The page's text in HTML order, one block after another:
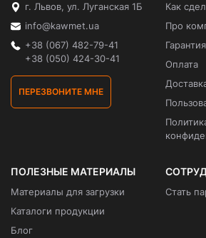
г. Львов, ул. Луганская 1Б
info@kawmet.ua
+38 (067) 482-79-41
+38 (050) 424-30-41
ПЕРЕЗВОНИТЕ МНЕ
Как
Про
Гарантия
Оплата
ПОЛЕЗНЫЕ МАТЕРИАЛЫ
Материалы для загрузки
Каталоги продукции
Блог
Стать